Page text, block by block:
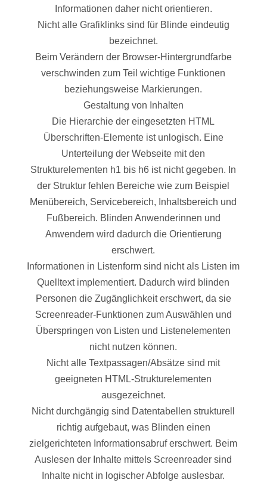
Informationen daher nicht orientieren.
Nicht alle Grafiklinks sind für Blinde eindeutig
bezeichnet.
Beim Verändern der Browser-Hintergrundfarbe
verschwinden zum Teil wichtige Funktionen
beziehungsweise Markierungen.
Gestaltung von Inhalten
Die Hierarchie der eingesetzten HTML
Überschriften-Elemente ist unlogisch. Eine
Unterteilung der Webseite mit den
Strukturelementen h1 bis h6 ist nicht gegeben. In
der Struktur fehlen Bereiche wie zum Beispiel
Menübereich, Servicebereich, Inhaltsbereich und
Fußbereich. Blinden Anwenderinnen und
Anwendern wird dadurch die Orientierung
erschwert.
Informationen in Listenform sind nicht als Listen im
Quelltext implementiert. Dadurch wird blinden
Personen die Zugänglichkeit erschwert, da sie
Screenreader-Funktionen zum Auswählen und
Überspringen von Listen und Listenelementen
nicht nutzen können.
Nicht alle Textpassagen/Absätze sind mit
geeigneten HTML-Strukturelementen
ausgezeichnet.
Nicht durchgängig sind Datentabellen strukturell
richtig aufgebaut, was Blinden einen
zielgerichteten Informationsabruf erschwert. Beim
Auslesen der Inhalte mittels Screenreader sind
Inhalte nicht in logischer Abfolge auslesbar.